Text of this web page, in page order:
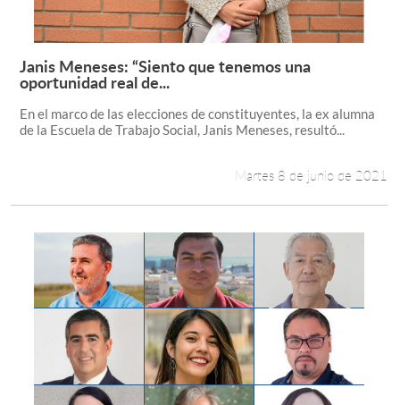
Postgrado
Formación Continua
Estudiantes
Alumni
English
Leer más +
Janis Meneses: “Siento que tenemos una
oportunidad real de...
En el marco de las elecciones de constituyentes, la ex alumna
de la Escuela de Trabajo Social, Janis Meneses, resultó...
Martes 8 de junio de 2021